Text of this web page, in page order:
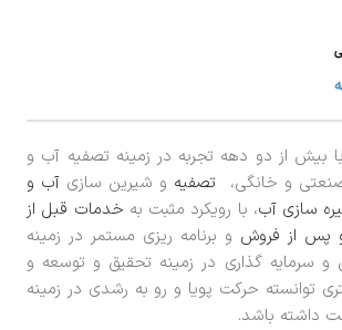
با بیش از دو دهه تجربه در زمینه تصفیه آب و
و خانگی،
تصفیه و شیرین سازی آب و
سازی آب، با رویکرد مثبت به خدمات قبل از
پس از فروش و برنامه ریزی مستمر در زمینه
و سرمایه گذاری در زمینه تحقیق و توسعه و
توانسته حرکت پویا و رو به رشدی در زمینه
داشته باشد.